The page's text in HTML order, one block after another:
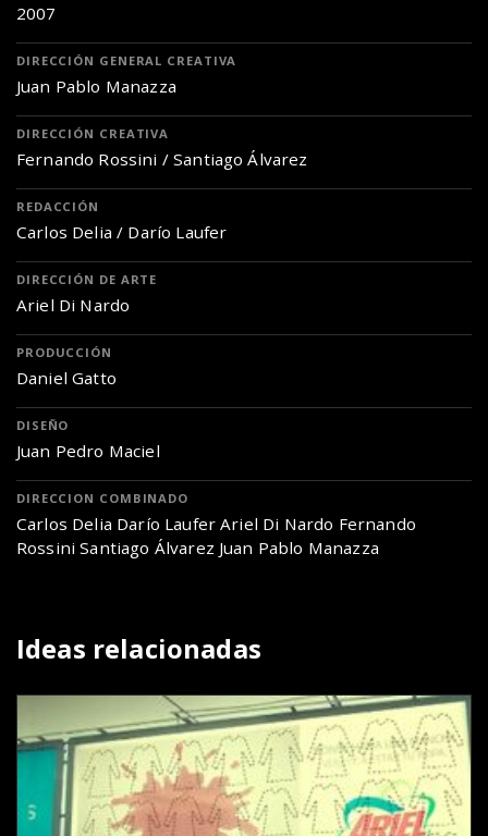
2007
DIRECCIÓN GENERAL CREATIVA
Juan Pablo Manazza
DIRECCIÓN CREATIVA
Fernando Rossini / Santiago Álvarez
REDACCIÓN
Carlos Delia / Darío Laufer
DIRECCIÓN DE ARTE
Ariel Di Nardo
PRODUCCIÓN
Daniel Gatto
DISEÑO
Juan Pedro Maciel
DIRECCION COMBINADO
Carlos Delia Darío Laufer Ariel Di Nardo Fernando
Rossini Santiago Álvarez Juan Pablo Manazza
Ideas relacionadas